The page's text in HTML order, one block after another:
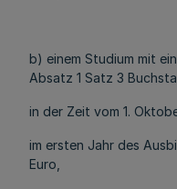
b) einem Studium mit
Absatz 1 Satz 3
in der Zeit vom 1.
im ersten Jahr des
Euro,